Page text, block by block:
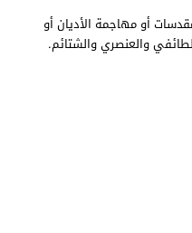
أو مهاجمة الأديان أو
والعنصري والشتائم.